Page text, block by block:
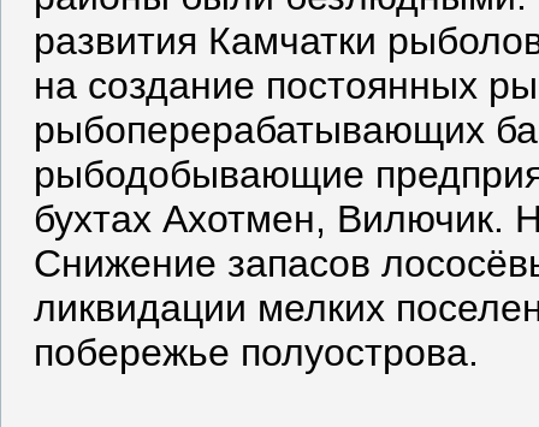
развития Камчатки
на создание постоянных
рыбоперерабатывающих
рыбодобывающие
бухтах Ахотмен, Вилючик.
Снижение запасов
ликвидации мелких
побережье полуострова.